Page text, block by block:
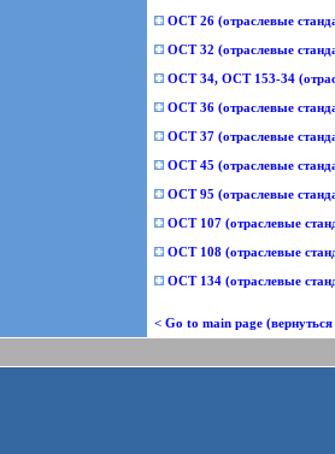
ОСТ 26 (отраслевые
ОСТ 32 (отраслевые
ОСТ 34, ОСТ 153-34
ОСТ 36 (отраслевые
ОСТ 37 (отраслевые
ОСТ 45 (отраслевые
ОСТ 95 (отраслевые
ОСТ 107 (отраслевые
ОСТ 108 (отраслевые
ОСТ 134 (отраслевые
< Go to main page